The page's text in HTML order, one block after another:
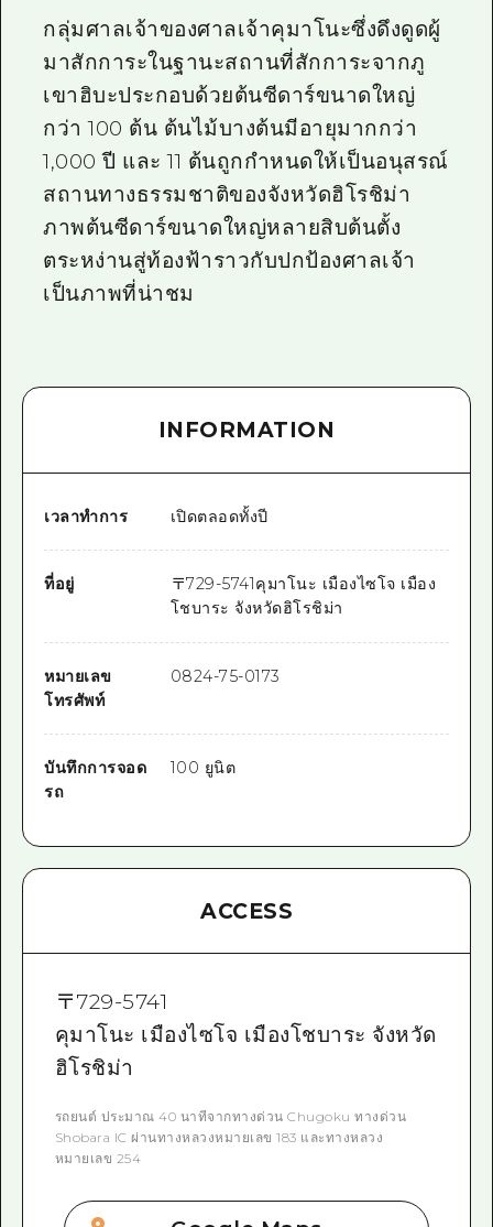
กลุ่มศาลเจ้าของศาลเจ้าคุมาโนะซึ่งดึงดูดผู้
มาสักการะในฐานะสถานที่สักการะจากภู
เขาฮิบะประกอบด้วยต้นซีดาร์ขนาดใหญ่
กว่า 100 ต้น ต้นไม้บางต้นมีอายุมากกว่า
1,000 ปี และ 11 ต้นถูกกำหนดให้เป็นอนุสรณ์
สถานทางธรรมชาติของจังหวัดฮิโรชิม่า
ภาพต้นซีดาร์ขนาดใหญ่หลายสิบต้นตั้ง
ตระหง่านสู่ท้องฟ้าราวกับปกป้องศาลเจ้า
เป็นภาพที่น่าชม
INFORMATION
เวลาทำการ เปิดตลอดทั้งปี
ที่อยู่ 〒729-5741คุมาโนะ เมืองไซโจ เมือง
โชบาระ จังหวัดฮิโรชิม่า
หมายเลข
โทรศัพท์
0824-75-0173
บันทึกการจอด
รถ
100 ยูนิต
ACCESS
〒729-5741
คุมาโนะ เมืองไซโจ เมืองโชบาระ จังหวัด
ฮิโรชิม่า
รถยนต์ ประมาณ 40 นาทีจากทางด่วน Chugoku ทางด่วน
Shobara IC ผ่านทางหลวงหมายเลข 183 และทางหลวง
หมายเลข 254